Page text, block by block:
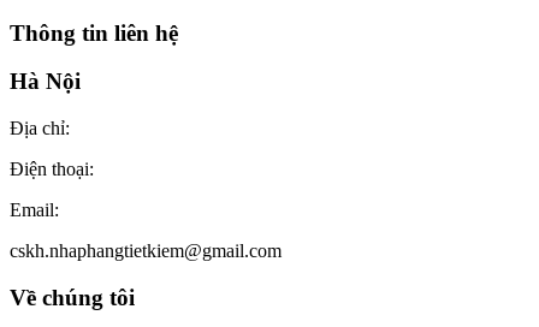
Thông tin liên hệ
Hà Nội
Địa chỉ:
Điện thoại:
Email:
cskh.nhaphangtietkiem@gmail.com
Về chúng tôi